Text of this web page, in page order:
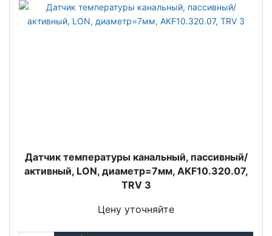
Датчик температуры канальный, пассивный/
активный, LON, диаметр=7мм, AKF10.320.07,
TRV 3
Цену уточняйте